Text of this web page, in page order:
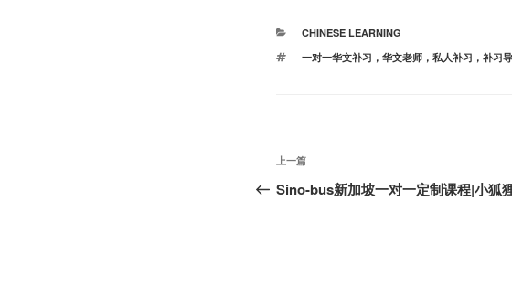
分
CHINESE LEARNING
标
一对一华文补习，华文老师，私人补习，补习
文
章
上
一
上一篇
Sino-bus新加坡一对一定制课程|小狐